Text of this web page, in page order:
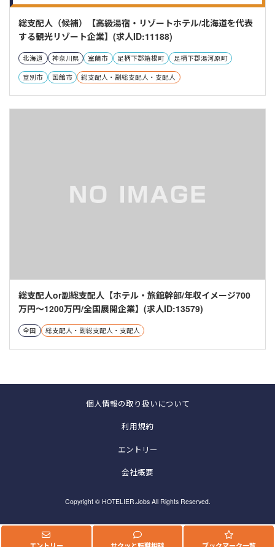
総支配人（候補）【高級湯宿・リゾートホテル/北海道を代表
する観光リゾート企業】(求人ID:11188)
北海道 神奈川県 室蘭市 足柄下郡箱根町 足柄下郡湯河原町
登別市 函館市 総支配人・副総支配人・支配人
総支配人or副総支配人【ホテル・旅館幹部/年収イメージ700
万円～1200万円/全国展開企業】(求人ID:13579)
全国 総支配人・副総支配人・支配人
個人情報の取り扱いについて
利用規約
エントリー
会社概要
Copyright © HOTELIER.Jobs All Rights Reserved.